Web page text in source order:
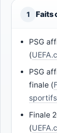
1 Faits
PSG
(
PSG
finale (
Finale
(